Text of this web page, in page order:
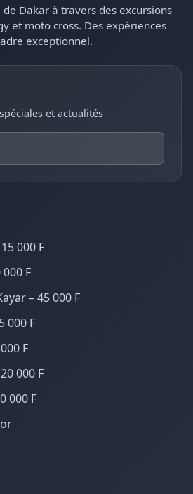
de Dakar à travers des excursions
et moto cross. Des expériences
exceptionnel.
et actualités
000 F
F
– 45 000 F
000 F
F
000 F
000 F